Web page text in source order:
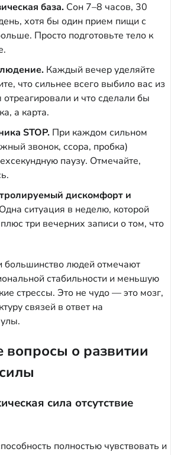
база. Сон 7–8 часов, 30
хотя бы один прием пищи с
Просто подготовьте тело к
Каждый вечер уделяйте
что сильнее всего выбило вас из
и что сделали бы
а карта.
STOP. При каждом сильном
звонок, ссора, пробка)
паузу. Отмечайте,
дискомфорт и
Одна ситуация в неделю, которой
три вечерних записи о том, что
большинство людей отмечают
стабильности и меньшую
стрессы. Это не чудо — это мозг,
связей в ответ на
вопросы о развитии
сила отсутствие
полностью чувствовать и